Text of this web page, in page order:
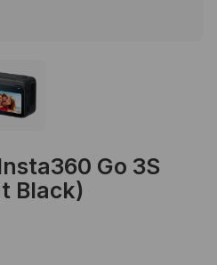
Go 3S
Black)